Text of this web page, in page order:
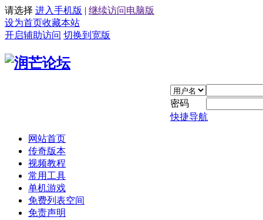
请选择 进入手机版 | 继续访问电脑版
设为首页收藏本站
开启辅助访问 切换到宽版
密码
快捷导航
网站首页
传奇版本
视频教程
常用工具
单机游戏
免费列表空间
免责声明